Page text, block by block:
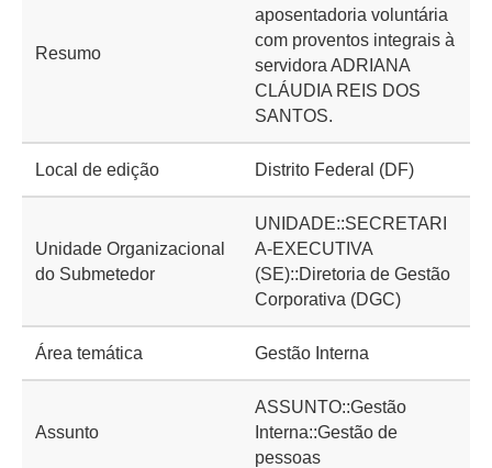
Resumo
aposentadoria voluntária
com proventos integrais à
servidora ADRIANA
CLÁUDIA REIS DOS
SANTOS.
Local de edição Distrito Federal (DF)
Unidade Organizacional
do Submetedor
UNIDADE::SECRETARI
A-EXECUTIVA
(SE)::Diretoria de Gestão
Corporativa (DGC)
Área temática Gestão Interna
Assunto
ASSUNTO::Gestão
Interna::Gestão de
pessoas